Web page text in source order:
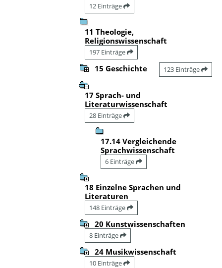
12 Einträge
11 Theologie,
Religionswissenschaft
197 Einträge
15 Geschichte 123 Einträge
17 Sprach- und
Literaturwissenschaft
28 Einträge
17.14 Vergleichende
Sprachwissenschaft
6 Einträge
18 Einzelne Sprachen und
Literaturen
148 Einträge
20 Kunstwissenschaften
8 Einträge
24 Musikwissenschaft
10 Einträge